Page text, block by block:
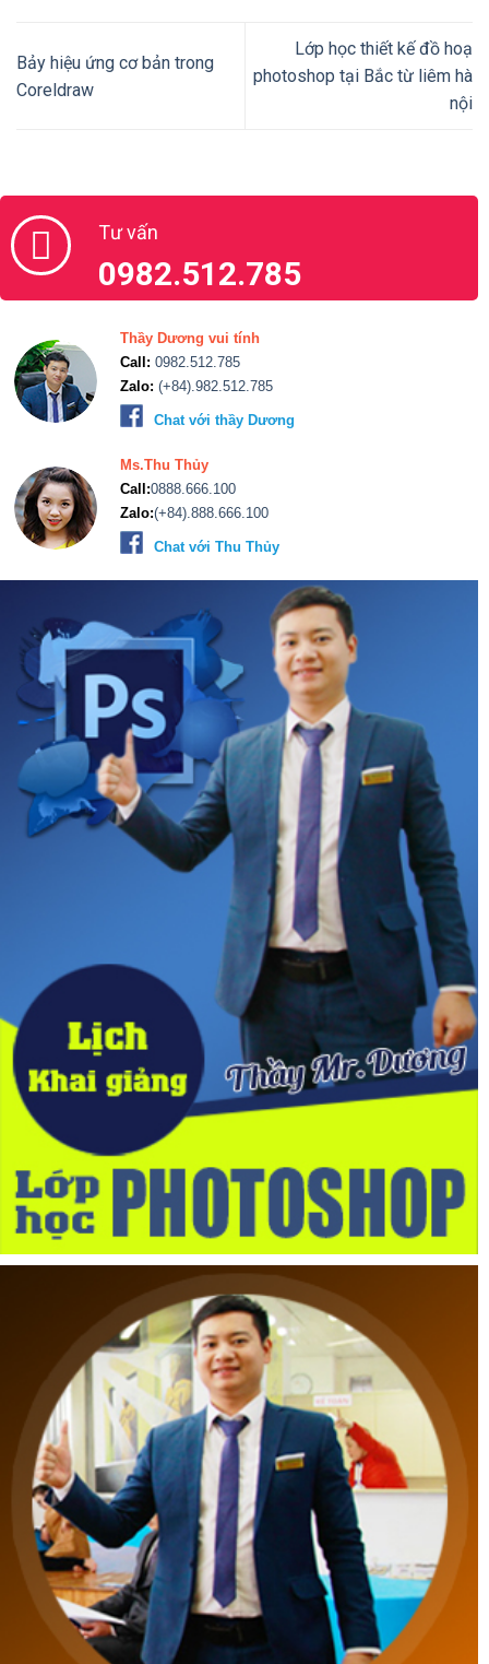
Bảy hiệu ứng cơ bản trong
Coreldraw
Lớp học thiết kế đồ hoạ
photoshop tại Bắc từ liêm hà
nội
Tư vấn
0982.512.785
Thầy Dương vui tính
Call: 0982.512.785
Zalo: (+84).982.512.785
Chat với thầy Dương
Ms.Thu Thủy
Call:0888.666.100
Zalo:(+84).888.666.100
Chat với Thu Thủy